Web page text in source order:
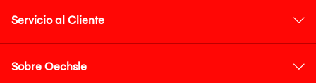
Servicio al Cliente
Sobre Oechsle